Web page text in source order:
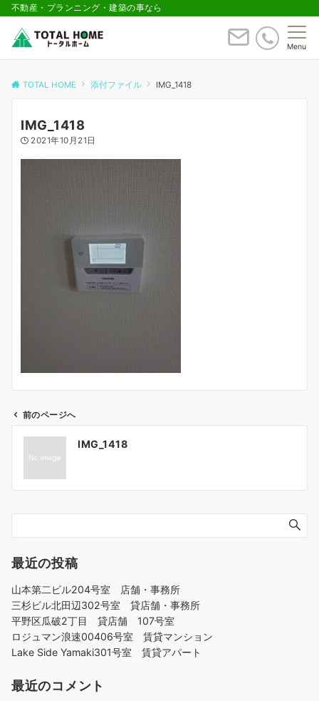
不動産・プランニング・建築の事なら
Menu
TOTAL HOME 添付ファイル IMG_1418
IMG_1418
2021年10月21日
シ
ョ
前のページへ
IMG_1418
最近の投稿
山本第二ビル204号室 店舗・事務所
三杉ビル北田辺302号室 貸店舗・事務所
平野区瓜破2丁目 貸店舗 107号室
ロジュマン浪速00406号室 賃貸マンション
Lake Side Yamaki301号室 賃貸アパート
最近のコメント